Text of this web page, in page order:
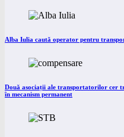
Alba Iulia caută operator pentru
Două asociații ale transportatorilor cer
în mecanism permanent